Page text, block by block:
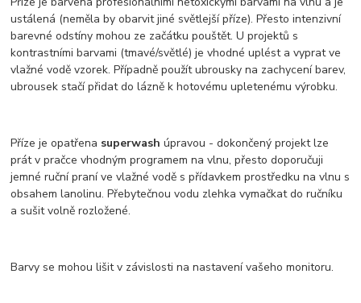
ustálená (neměla by obarvit jiné světlejší příze). Přesto intenzivní
barevné odstíny mohou ze začátku pouštět. U projektů s
kontrastními barvami (tmavé/světlé) je vhodné uplést a vyprat ve
vlažné vodě vzorek. Případně použít ubrousky na zachycení barev,
ubrousek stačí přidat do lázně k hotovému upletenému výrobku.
Příze je opatřena superwash úpravou - dokončený projekt lze
prát v pračce vhodným programem na vlnu, přesto doporučuji
jemné ruční praní ve vlažné vodě s přídavkem prostředku na vlnu s
obsahem lanolinu. Přebytečnou vodu zlehka vymačkat do ručníku
a sušit volně rozložené.
Barvy se mohou lišit v závislosti na nastavení vašeho monitoru.